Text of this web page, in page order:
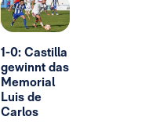
1-0: Castilla
gewinnt das
Memorial
Luis de
Carlos